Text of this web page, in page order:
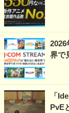
2026
界で
「
PvE